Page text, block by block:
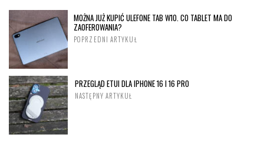
MOŻNA JUŻ KUPIĆ ULEFONE TAB W10. CO TABLET MA DO
ZAOFEROWANIA?
POPRZEDNI ARTYKUŁ
PRZEGLĄD ETUI DLA IPHONE 16 I 16 PRO
NASTĘPNY ARTYKUŁ